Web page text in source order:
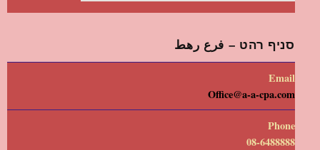
סניף רהט – فرع رهط
Email
Office@a-a-cpa.com
Phone
08-6488888